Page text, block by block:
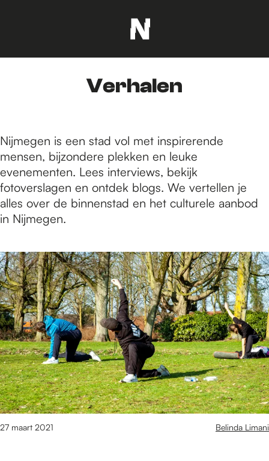
a
n
a
d
e
h
o
m
a
g
e
Verhalen
Nijmegen is een stad vol met inspirerende
mensen, bijzondere plekken en leuke
evenementen. Lees interviews, bekijk
fotoverslagen en ontdek blogs. We vertellen je
alles over de binnenstad en het culturele aanbod
in Nijmegen.
1
2
2
5
t
/
m
1
2
3
3
v
27 maart 2021 Belinda Limani